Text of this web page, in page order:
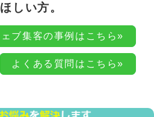
しい方。
ェブ集客の事例はこちら»
よくある質問はこちら»